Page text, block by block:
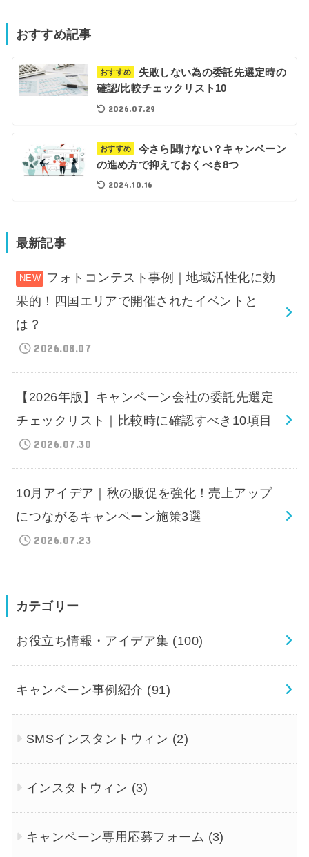
おすすめ記事
おすすめ
失敗しない為の委託先選定時の
確認/比較チェックリスト10
2026.07.29
おすすめ
今さら聞けない？キャンペーン
の進め方で抑えておくべき8つ
2024.10.16
最新記事
フォトコンテスト事例｜地域活性化に効
果的！四国エリアで開催されたイベントと
は？
2026.08.07
【2026年版】キャンペーン会社の委託先選定
チェックリスト｜比較時に確認すべき10項目
2026.07.30
10月アイデア｜秋の販促を強化！売上アップ
につながるキャンペーン施策3選
2026.07.23
カテゴリー
お役立ち情報・アイデア集 (100)
キャンペーン事例紹介 (91)
SMSインスタントウィン (2)
インスタトウィン (3)
キャンペーン専用応募フォーム (3)